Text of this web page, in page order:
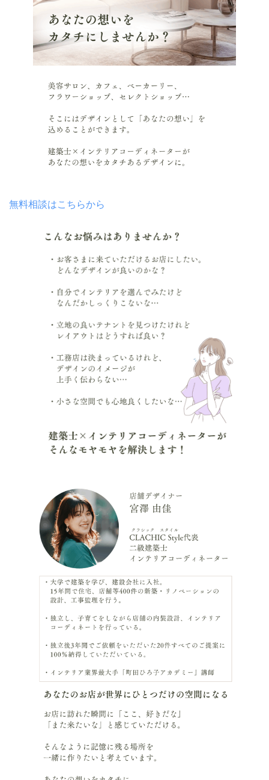
無料相談はこちらから